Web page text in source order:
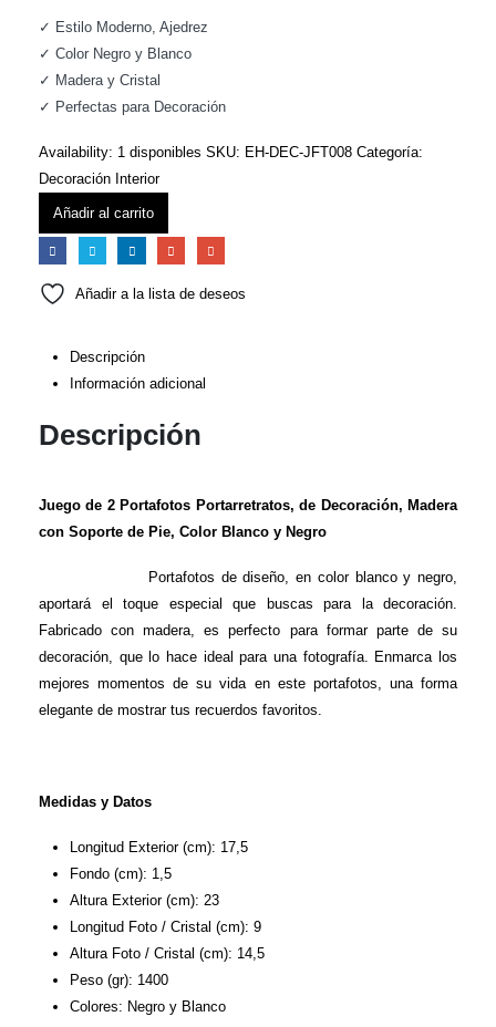
59,90€.49,90€.
✓ Estilo Moderno, Ajedrez
✓ Color Negro y Blanco
✓ Madera y Cristal
✓ Perfectas para Decoración
Availability: 1 disponibles SKU: EH-DEC-JFT008 Categoría:
Decoración Interior
Añadir al carrito
Añadir a la lista de deseos
Descripción
Información adicional
Descripción
Juego de 2 Portafotos Portarretratos, de Decoración, Madera
con Soporte de Pie, Color Blanco y Negro
Portafotos de diseño, en color blanco y negro,
aportará el toque especial que buscas para la decoración.
Fabricado con madera, es perfecto para formar parte de su
decoración, que lo hace ideal para una fotografía. Enmarca los
mejores momentos de su vida en este portafotos, una forma
elegante de mostrar tus recuerdos favoritos.
Medidas y Datos
Longitud Exterior (cm): 17,5
Fondo (cm): 1,5
Altura Exterior (cm): 23
Longitud Foto / Cristal (cm): 9
Altura Foto / Cristal (cm): 14,5
Peso (gr): 1400
Colores: Negro y Blanco